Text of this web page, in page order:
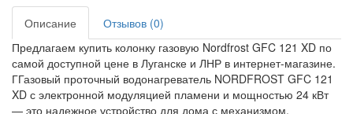
Описание
Отзывов (0)
Предлагаем купить колонку газовую Nordfrost GFC 121 XD по
самой доступной цене в Луганске и ЛНР в интернет-магазине.
ГГазовый проточный водонагреватель NORDFROST GFC 121
XD с электронной модуляцией пламени и мощностью 24 кВт
— это надежное устройство для дома с механизмом,